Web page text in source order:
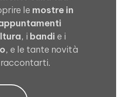
le mostre in
, i bandi e i
, e le tante novità